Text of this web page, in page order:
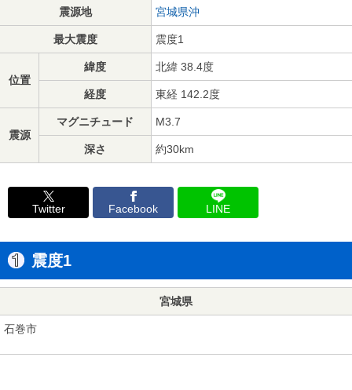
震源地 宮城県沖
最大震度 震度1
位置
緯度 北緯 38.4度
経度 東経 142.2度
震源
マグニチュード M3.7
深さ 約30km
Twitter Facebook LINE
震度1
宮城県
石巻市